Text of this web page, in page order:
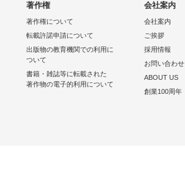
著作権
著作権について
転載許諾申請について
出版物の教育機関での利用に
ついて
書籍・雑誌等に転載された
著作物の電子的利用について
会社案内
会社案内
ご挨拶
採用情報
お問い合わせ
ABOUT US
創業100周年